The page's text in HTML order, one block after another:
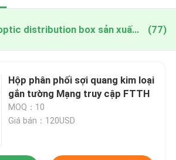
metal fiber optic distribution box sản xuất trực tuyến (77)
Hộp phân phối sợi quang kim loại
gắn tường Mạng truy cập FTTH
MOQ：10
Giá bán：120USD